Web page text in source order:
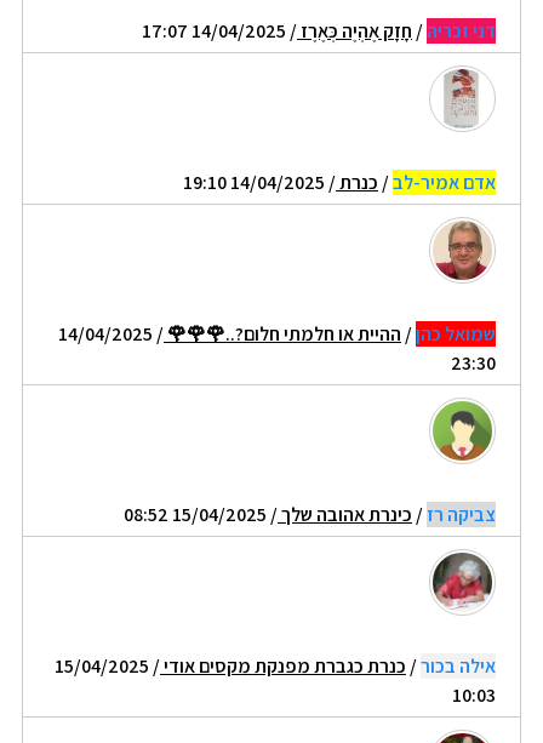
דני זכריה/ חָזָק אֶהְיֶה כְּאֶרֶז/ 14/04/2025 17:07
אדם אמיר-לב/ כנרת/ 14/04/2025 19:10
שמואל כהן/ ההיית או חלמתי חלום?..🌹🌹🌹
/ 14/04/2025
23:30
צביקה רז/ כינרת אהובה שלך/ 15/04/2025 08:52
אילה בכור/ כנרת כגברת מפנקת מקסים אודי
/ 15/04/2025
10:03